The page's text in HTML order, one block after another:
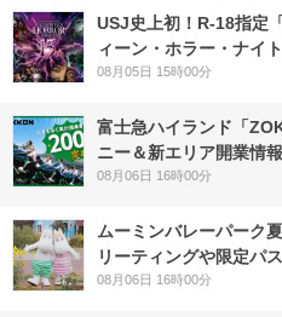
USJ史上初！R-18指定
ィーン・ホラー・ナイ
08月05日 15時00分
富士急ハイランド「
ニー＆新エリア開業情報
08月06日 16時00分
ムーミンバレーパーク
リーティングや限定パ
08月06日 16時00分